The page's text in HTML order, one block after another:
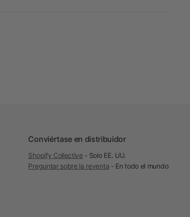
Conviértase en distribuidor
Shopify Collective - Solo EE. UU.
Preguntar sobre la reventa - En todo el mundo